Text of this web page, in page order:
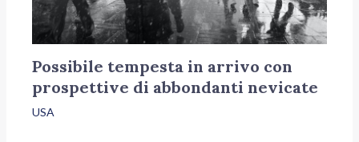
Possibile tempesta in arrivo con
prospettive di abbondanti nevicate
USA